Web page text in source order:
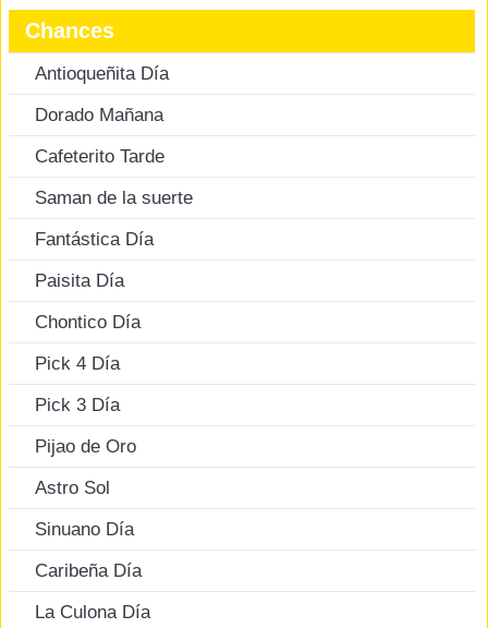
Chances
Antioqueñita Día
Dorado Mañana
Cafeterito Tarde
Saman de la suerte
Fantástica Día
Paisita Día
Chontico Día
Pick 4 Día
Pick 3 Día
Pijao de Oro
Astro Sol
Sinuano Día
Caribeña Día
La Culona Día